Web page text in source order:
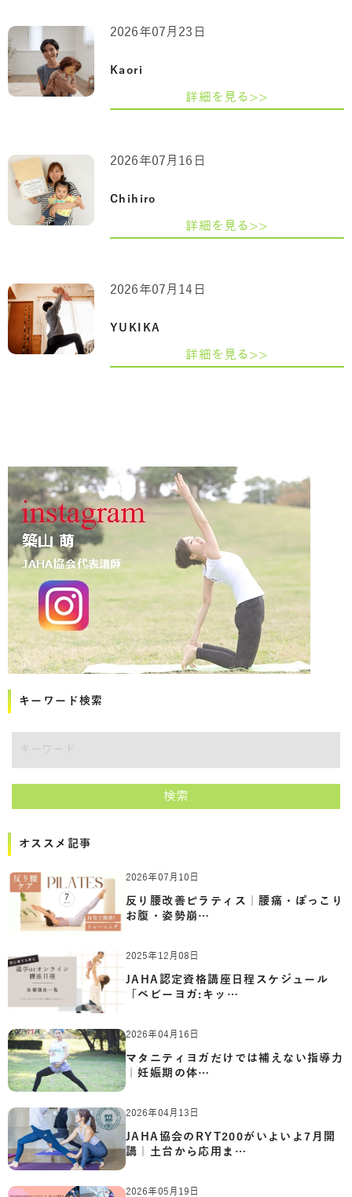
Kaori
2026年07月23日
詳細を見る>>
Chihiro
2026年07月16日
詳細を見る>>
YUKIKA
2026年07月14日
詳細を見る>>
キーワード検索
検索
オススメ記事
2026年07月10日
反り腰改善ピラティス｜腰痛・ぽっこり
お腹・姿勢崩…
2025年12月08日
JAHA認定資格講座日程スケジュール
「ベビーヨガ:キッ…
2026年04月16日
マタニティヨガだけでは補えない指導力
｜妊娠期の体…
2026年04月13日
JAHA協会のRYT200がいよいよ7月開
講｜土台から応用ま…
2026年05月19日